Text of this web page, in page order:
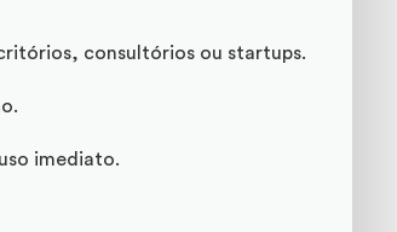
consultórios ou startups.
imediato.